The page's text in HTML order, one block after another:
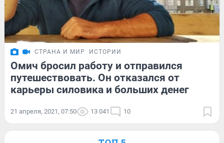
СТРАНА И МИР ИСТОРИИ
Омич бросил работу и отправился
путешествовать. Он отказался от
карьеры силовика и больших денег
21 апреля, 2021, 07:50 13 041 10